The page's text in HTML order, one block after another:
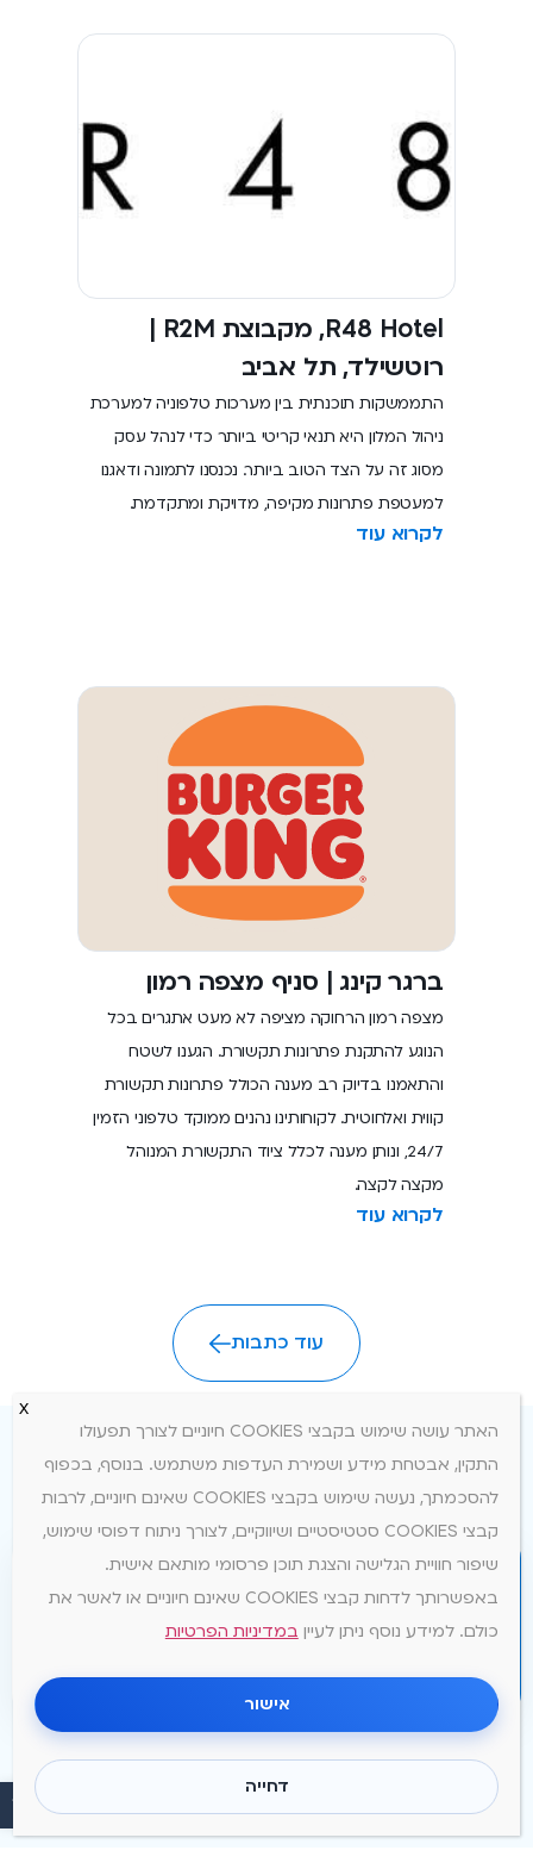
פתח סרגל
R48 Hotel, מקבוצת R2M |
רוטשילד, תל אביב
התממשקות תוכנתית בין מערכות טלפוניה למערכת
ניהול המלון היא תנאי קריטי ביותר כדי לנהל עסק
מסוג זה על הצד הטוב ביותר. נכנסנו לתמונה ודאגנו
למעטפת פתרונות מקיפה, מדויקת ומתקדמת.
לקרוא עוד
ברגר קינג | סניף מצפה רמון
מצפה רמון הרחוקה מציפה לא מעט אתגרים בכל
הנוגע להתקנת פתרונות תקשורת. הגענו לשטח
והתאמנו בדיוק רב מענה הכולל פתרונות תקשורת
קווית ואלחוטית. לקוחותינו נהנים ממוקד טלפוני הזמין
24/7, ונותן מענה לכלל ציוד התקשורת המנוהל
מקצה לקצה.
לקרוא עוד
עוד כתבות
מוכנים לאינטרנט מהיר
בעסק?
מאייפרקטיקום תקשורת פרקטית בע"מ באמצעים אלקטרוניים
לרבות דוא״ל, SMS ו- WhatsApp. ידוע לי כי באפשרותי לבטל
הסכמה זו בכל עת.
האתר עושה שימוש בקבצי COOKIES חיוניים לצורך תפעולו
התקין, אבטחת מידע ושמירת העדפות משתמש. בנוסף, בכפוף
להסכמתך, נעשה שימוש בקבצי COOKIES שאינם חיוניים, לרבות
קבצי COOKIES סטטיסטיים ושיווקיים, לצורך ניתוח דפוסי שימוש,
שיפור חוויית הגלישה והצגת תוכן פרסומי מותאם אישית.
באפשרותך לדחות קבצי COOKIES שאינם חיוניים או לאשר את
כולם. למידע נוסף ניתן לעיין במדיניות הפרטיות
אישור
דחייה